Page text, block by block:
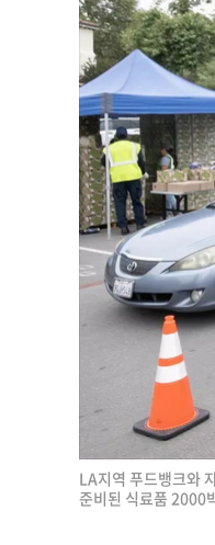
LA지역 푸드뱅크와
준비된 식료품 2000